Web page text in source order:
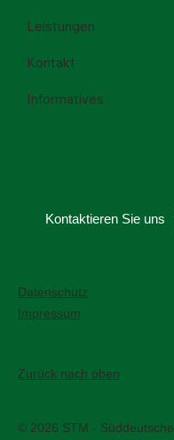
Leistungen
Kontakt
Informatives
Kontaktieren Sie uns
Datenschutz
Impressum
Zurück nach oben
© 2026 STM - Süddeutsche